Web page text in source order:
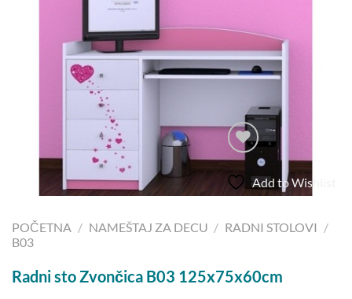
Add to Wishlist
POČETNA / NAMEŠTAJ ZA DECU / RADNI STOLOVI /
B03
Radni sto Zvončica B03 125x75x60cm